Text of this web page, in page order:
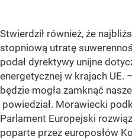
Stwierdził również, że
stopniową utratę
podał dyrektywy unijne
energetycznej w krajach UE.
będzie mogła zamknąć
powiedział. Morawiecki
Parlament Europejski
poparte przez europosłów